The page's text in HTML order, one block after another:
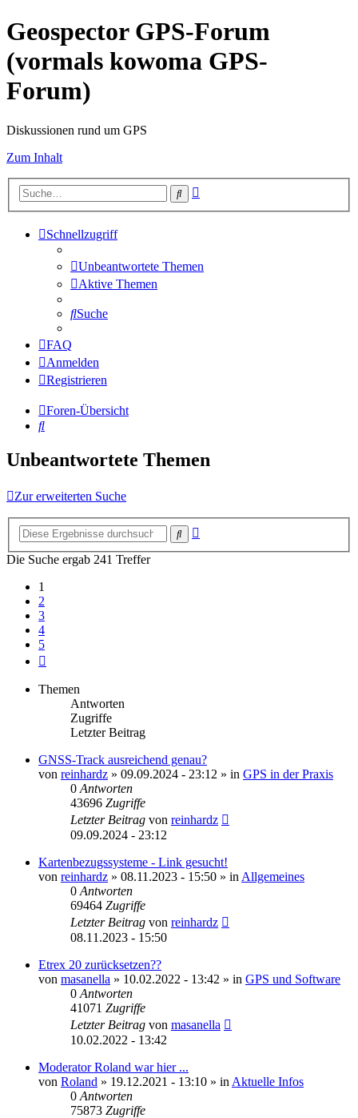
Geospector GPS-Forum
(vormals kowoma GPS-
Forum)
Diskussionen rund um GPS
Zum Inhalt
Suche
Schnellzugriff
Unbeantwortete Themen
Aktive Themen
Suche
FAQ
Anmelden
Registrieren
Foren-Übersicht
Suche
Unbeantwortete Themen
Zur erweiterten Suche
Suche
Die Suche ergab 241 Treffer
1
2
3
4
5
Themen
Antworten
Zugriffe
Letzter Beitrag
GNSS-Track ausreichend genau?
von reinhardz » 09.09.2024 - 23:12 » in GPS in der Praxis
0 Antworten
43696 Zugriffe
Letzter Beitrag von reinhardz
09.09.2024 - 23:12
Kartenbezugssysteme - Link gesucht!
von reinhardz » 08.11.2023 - 15:50 » in Allgemeines
0 Antworten
69464 Zugriffe
Letzter Beitrag von reinhardz
08.11.2023 - 15:50
Etrex 20 zurücksetzen??
von masanella » 10.02.2022 - 13:42 » in GPS und Software
0 Antworten
41071 Zugriffe
Letzter Beitrag von masanella
10.02.2022 - 13:42
Moderator Roland war hier ...
von Roland » 19.12.2021 - 13:10 » in Aktuelle Infos
0 Antworten
75873 Zugriffe